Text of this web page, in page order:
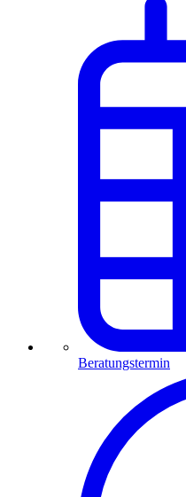
Beratungstermin